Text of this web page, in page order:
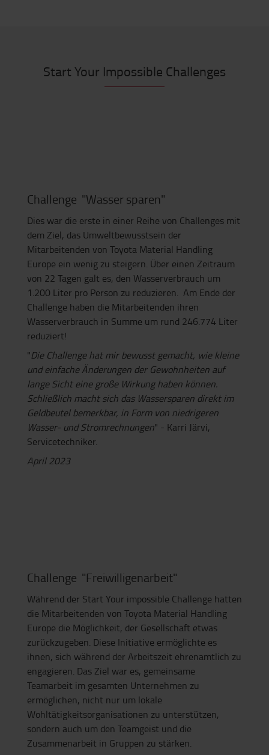
Start Your Impossible Challenges
Challenge "Wasser sparen"
Dies war die erste in einer Reihe von Challenges mit
dem Ziel, das Umweltbewusstsein der
Mitarbeitenden von Toyota Material Handling
Europe ein wenig zu steigern. Über einen Zeitraum
von 22 Tagen galt es, den Wasserverbrauch um
1.200 Liter pro Person zu reduzieren. Am Ende der
Challenge haben die Mitarbeitenden ihren
Wasserverbrauch in Summe um rund 246.774 Liter
reduziert!
"Die Challenge hat mir bewusst gemacht, wie kleine
und einfache Änderungen der Gewohnheiten auf
lange Sicht eine große Wirkung haben können.
Schließlich macht sich das Wassersparen direkt im
Geldbeutel bemerkbar, in Form von niedrigeren
Wasser- und Stromrechnungen" - Karri Järvi,
Servicetechniker.
April 2023
Challenge "Freiwilligenarbeit"
Während der Start Your impossible Challenge hatten
die Mitarbeitenden von Toyota Material Handling
Europe die Möglichkeit, der Gesellschaft etwas
zurückzugeben. Diese Initiative ermöglichte es
ihnen, sich während der Arbeitszeit ehrenamtlich zu
engagieren. Das Ziel war es, gemeinsame
Teamarbeit im gesamten Unternehmen zu
ermöglichen, nicht nur um lokale
Wohltätigkeitsorganisationen zu unterstützen,
sondern auch um den Teamgeist und die
Zusammenarbeit in Gruppen zu stärken.